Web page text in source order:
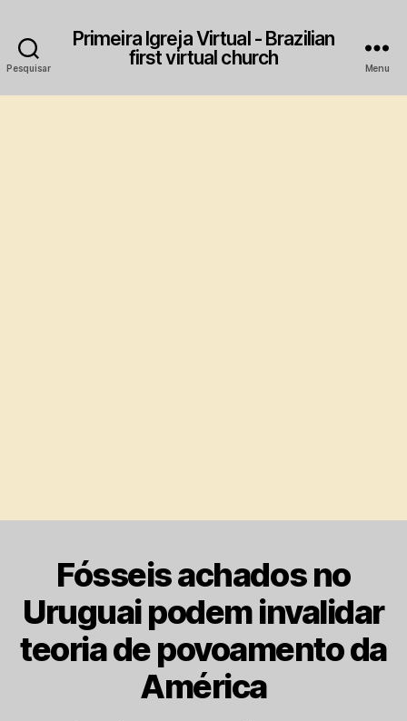
Pesquisar
Primeira Igreja Virtual - Brazilian
first virtual church
Menu
Fósseis achados no
Uruguai podem invalidar
teoria de povoamento da
América